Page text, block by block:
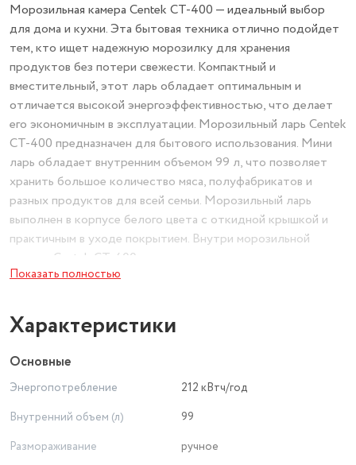
Морозильная камера Centek CT-400 — идеальный выбор
для дома и кухни. Эта бытовая техника отлично подойдет
тем, кто ищет надежную морозилку для хранения
продуктов без потери свежести. Компактный и
вместительный, этот ларь обладает оптимальным и
отличается высокой энергоэффективностью, что делает
его экономичным в эксплуатации. Морозильный ларь Centek
CT-400 предназначен для бытового использования. Мини
ларь обладает внутренним объемом 99 л, что позволяет
хранить большое количество мяса, полуфабрикатов и
разных продуктов для всей семьи. Морозильный ларь
выполнен в корпусе белого цвета с откидной крышкой и
практичным в уходе покрытием. Внутри морозильной
камеры Centek CT-400 есть одна подвесная металлическая
корзина, которая может сниматься при необходимости
морозильный ларь как дополнительное пространство к
основному холодильнику. Надежная морозильная камера
Centek — это практичное решение для любой кухни,
риска их порчи.
сочетание функциональности и экономичности. Благодаря
Показать полностью
Характеристики
Основные
Энергопотребление
212 кВтч/год
Внутренний объем (л)
99
Размораживание
ручное